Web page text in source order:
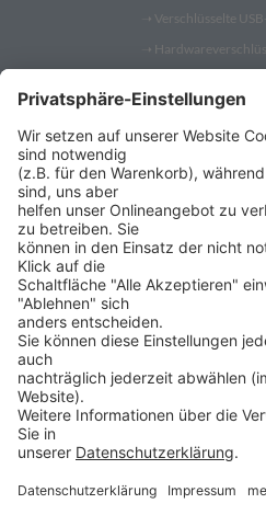
➝ Verschlüsselte
➝
Shop ➝Security Token
➝YubiKey
➝Gatekeeper
➝ YubiKey 5
➝YubiKey Bio
➝ SafeToGo USB 3.1 Stick
➝Verschlüsselte USB-Sticks
➝Verschlüsselte Festplatten
➝Remote IT-Service Software
➝Security Software
Shop ProSecurity